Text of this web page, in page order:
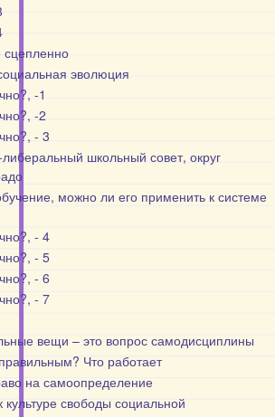
сцепленно
эволюция
-1
-2
- 3
школьный совет, округ
можно ли его применить к системе
- 4
- 5
- 6
- 7
вещи – это вопрос самодисциплины
Что работает
на самоопределение
свободы социальной